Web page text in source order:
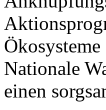
Nationale
einen